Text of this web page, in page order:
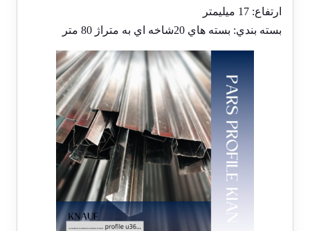
ارتفاع: 17 ميليمتر
بسته بندي: بسته هاي 20شاخه اي به متراژ 80 متر